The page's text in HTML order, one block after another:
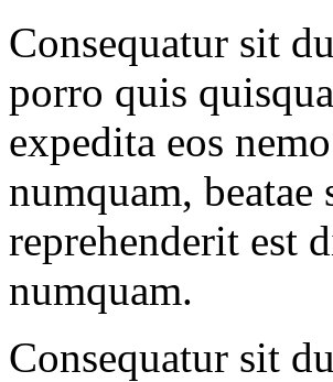
Consequatur sit
porro quis
expedita eos
numquam,
reprehenderit est
numquam.
Consequatur sit